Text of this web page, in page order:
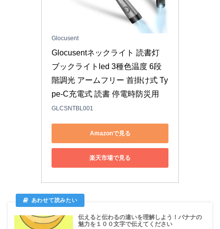
Glocusent
Glocusentネックライト 読書灯
ブックライトled 3種色温度 6段
階調光 アームフリー 首掛け式 Ty
pe-C充電式 読書 停電時防災用
GLCSNTBL001
Amazonで見る
楽天市場で見る
伝えると伝わるの違いを理解しよう！バナナの
魅力を１００文字で伝えてください